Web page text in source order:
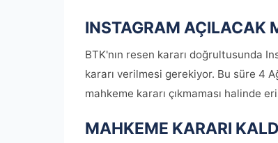
INSTAGRAM AÇILACAK
BTK'nın resen kararı doğrultusunda
kararı verilmesi gerekiyor. Bu süre 4
mahkeme kararı çıkmaması halinde
MAHKEME KARARI